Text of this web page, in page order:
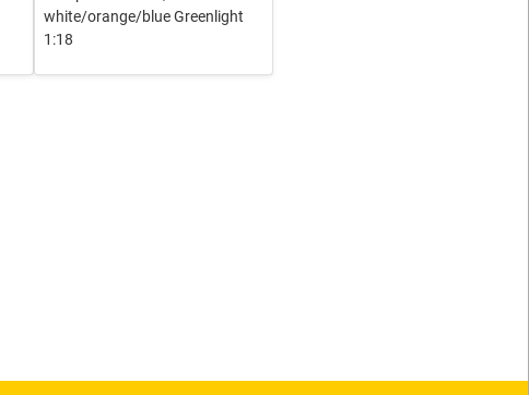
white/orange/blue Greenlight
1:18